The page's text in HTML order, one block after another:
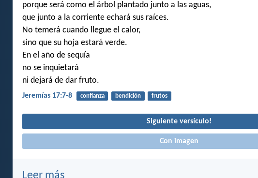
porque será como el árbol plantado junto a las aguas,
que junto a la corriente echará sus raíces.
No temerá cuando llegue el calor,
sino que su hoja estará verde.
En el año de sequía
no se inquietará
ni dejará de dar fruto.
Jeremías 17:7-8 confianza bendición frutos
Siguiente versículo!
Con imagen